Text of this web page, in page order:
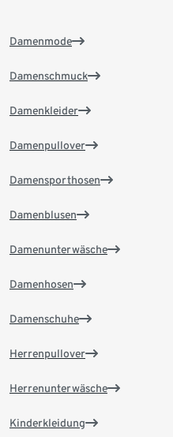
Damenmode
Damenschmuck
Damenkleider
Damenpullover
Damensporthosen
Damenblusen
Damenunterwäsche
Damenhosen
Damenschuhe
Herrenpullover
Herrenunterwäsche
Kinderkleidung